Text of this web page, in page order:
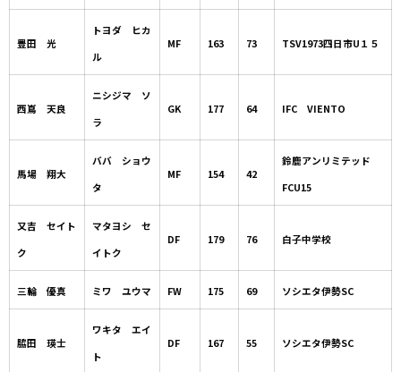
豊田 光
トヨダ ヒカ
ル
MF 163 73 TSV1973四日市U１５
西嶌 天良
ニシジマ ソ
ラ
GK 177 64 IFC VIENTO
馬場 翔大
ババ ショウ
タ
MF 154 42
鈴鹿アンリミテッド
FCU15
又吉 セイト
ク
マタヨシ セ
イトク
DF 179 76 白子中学校
三輪 優真 ミワ ユウマ FW 175 69 ソシエタ伊勢SC
脇田 瑛士
ワキタ エイ
ト
DF 167 55 ソシエタ伊勢SC